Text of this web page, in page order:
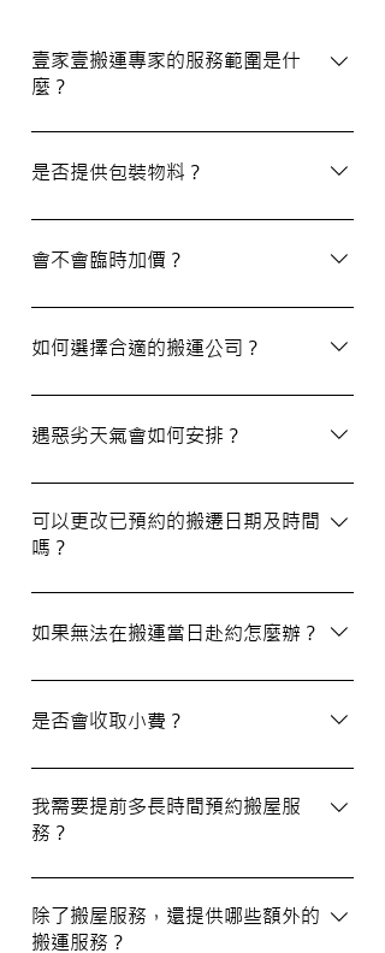
壹家壹搬運專家的服務範圍是什
麼？
壹家壹搬運專家的服務覆蓋港九及新界，無
論是一般搬屋服務還是商務搬遷，我們都能
是否提供包裝物料？
是的，我們會為客戶提供包裝物料。如有需
要，請隨時與我們的客戶服務員查詢。
會不會臨時加價？
我們的報價透明，會根據您提供的物品清單
提供合理預算，絕無隱藏費用。除非搬運當
約定的費用。
如何選擇合適的搬運公司？
選擇一間合適的搬運公司非常重要，建議您
選擇經驗豐富、提供專業服務且預算合理的
擇！
遇惡劣天氣會如何安排？
如搬屋當日遇上惡劣天氣，我們會提前與您
聯絡並安排改期。具體安排如下： 黑色暴
雨或八號熱帶氣旋警告於早上十時前發出：
我們會即時更新安排。 工作時間內解除警
可以更改已預約的搬遷日期及時間
嗎？
如果需要更改或取消已預約的搬運服務，請
在預定搬運日期前至少兩個工作日的下午三
50%作為行政費。
如果無法在搬運當日赴約怎麼辦？
若您無法在搬運當日赴約，請至少提前兩個
工作日的下午三時通知我們，否則我們將有
是否會收取小費？
我們不會向客戶索取小費，但客戶可自願性
地為搬運團隊作獎賞，以表達對我們服務的
滿意。
我需要提前多長時間預約搬屋服
務？
我們建議您在搬屋前一至三星期預約搬運日
期及時間，特別是在熱門的週末，以確保我
們能為您安排妥當的服務。
除了搬屋服務，還提供哪些額外的
搬運服務？